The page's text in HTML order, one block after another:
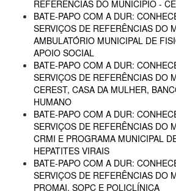
REFERÊNCIAS DO MUNICÍPIO -
BATE-PAPO COM A DUR:
SERVIÇOS DE REFERÊNCIAS DO
AMBULATÓRIO MUNICIPAL DE
APOIO SOCIAL
BATE-PAPO COM A DUR:
SERVIÇOS DE REFERÊNCIAS DO
CEREST, CASA DA MULHER,
HUMANO
BATE-PAPO COM A DUR:
SERVIÇOS DE REFERÊNCIAS DO
CRMI E PROGRAMA MUNICIPAL
HEPATITES VIRAIS
BATE-PAPO COM A DUR:
SERVIÇOS DE REFERÊNCIAS DO
PROMAI, SOPC E POLICLÍNICA